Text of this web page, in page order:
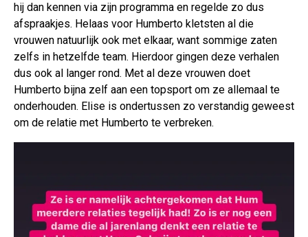
hij dan kennen via zijn programma en regelde zo dus
afspraakjes. Helaas voor Humberto kletsten al die
vrouwen natuurlijk ook met elkaar, want sommige zaten
zelfs in hetzelfde team. Hierdoor gingen deze verhalen
dus ook al langer rond. Met al deze vrouwen doet
Humberto bijna zelf aan een topsport om ze allemaal te
onderhouden. Elise is ondertussen zo verstandig geweest
om de relatie met Humberto te verbreken.